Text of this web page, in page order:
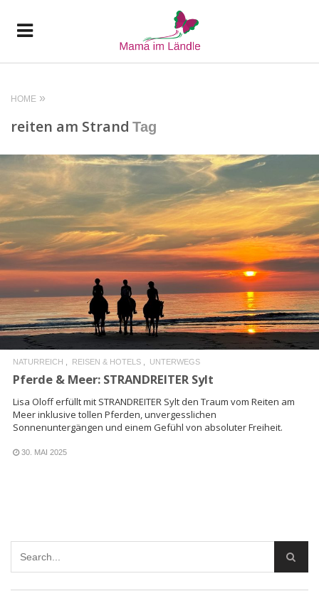
HOME
reiten am Strand Tag
READ MORE
NATURREICH REISEN & HOTELS UNTERWEGS
Pferde & Meer: STRANDREITER Sylt
Lisa Oloff erfüllt mit STRANDREITER Sylt den Traum vom Reiten am
Meer inklusive tollen Pferden, unvergesslichen
Sonnenuntergängen und einem Gefühl von absoluter Freiheit.
30. MAI 2025